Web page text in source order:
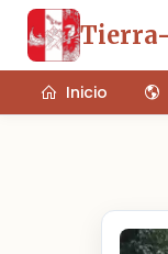
Tierra-
Inicio